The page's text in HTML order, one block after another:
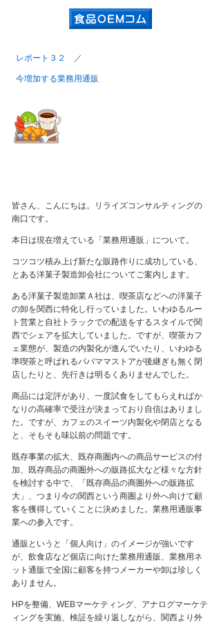
レポート３２ ／
今増加する業務用通販
皆さん、こんにちは。リライズコンサルティングの
南口です。
本日は現在増えている「業務用通販」について。
コツコツ積み上げ新たな販路作りに成功している、
とある洋菓子製造卸会社についてご案内します。
ある洋菓子製造卸業Ａ 社は、喫茶店などへの洋菓子
の卸を関西に特化し行っていました。いわゆるルー
ト営業と自社トラックでの配送をするスタイルで関
西でシェアを拡大していました。ですが、喫茶カフ
ェ業態が、製造の内製化が進んでいたり、いわゆる
準喫茶と呼ばれるパパママストアが後継ぎも無く閉
店したりと、先行きは明るくありませんでした。
商品には定評があり、一度試食をしてもらえればか
なりの高確率で受注が決まっており自信はありまし
た。ですが、カフェのスイーツ内製化や閉店となる
と、そもそも味以前の問題です。
既存事業の拡大、既存商圏内への商品サービスの付
加、既存商品の商圏外への販路拡大など様々な方針
を検討する中で、「既存商品の商圏外への販路拡
大」、つまり今の関西という商圏より外へ向けて顧
客を獲得していくことに決めました。業務用通販事
業への参入です。
通販というと「個人向け」のイメージが強いです
が、飲食店など個店に向けた業務用通販、業務用ネ
ット通販で全国に顧客を持つメーカーや卸は珍しく
ありません。
HPを整備、 WEBマーケティング、アナログマーケテ
ィングを実施、検証を繰り返しながら、関西より外